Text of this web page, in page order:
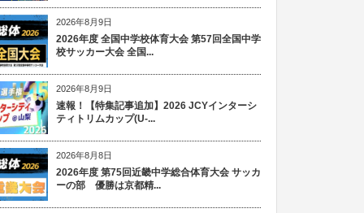
2026年8月9日
2026年度 全国中学校体育大会 第57回全国中学
校サッカー大会 全国...
2026年8月9日
速報！【特集記事追加】2026 JCYインターシ
ティトリムカップ(U-...
2026年8月8日
2026年度 第75回近畿中学総合体育大会 サッカ
ーの部 優勝は京都精...